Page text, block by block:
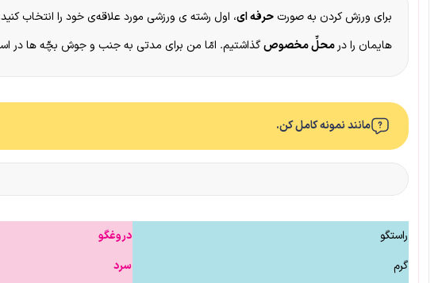
برای ورزش کردن به صورت حرفه ای، اول رشته ی ورزشی مورد علاقه‌ی خود را انتخاب
هایمان را درمحلِّ مخصوصگذاشتیم. امّا من برای مدتی به جنب و جوش بچّه ها در
مانند نمونه کامل کن.
راستگو
دروغگو
گرم
سرد